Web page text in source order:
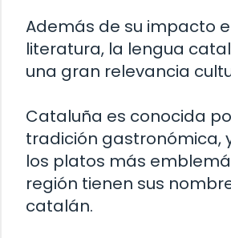
Además de su impacto
literatura, la lengua
una gran relevancia
Cataluña es conocida
tradición gastronómica,
los platos más
región tienen sus
catalán.